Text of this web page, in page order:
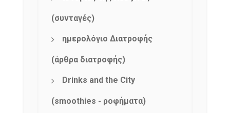
(συνταγές)
ημερολόγιο Διατροφής
(άρθρα διατροφής)
Drinks and the City
(smoothies - ροφήματα)